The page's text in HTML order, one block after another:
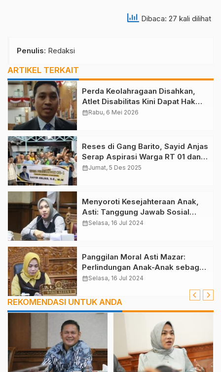
Dibaca: 27 kali dilihat
Penulis: Redaksi
ARTIKEL TERKAIT
Perda Keolahragaan Disahkan,
Atlet Disabilitas Kini Dapat Hak
Setara di Kutim
calendar_monthRabu, 6 Mei 2026
Reses di Gang Barito, Sayid Anjas
Serap Aspirasi Warga RT 01 dan
34 Teluk Lingga
calendar_monthJumat, 5 Des 2025
Menyoroti Kesejahteraan Anak,
Asti: Tanggung Jawab Sosial
Prioritas Utama
calendar_monthSelasa, 16 Jul 2024
Panggilan Moral Asti Mazar:
Perlindungan Anak-Anak sebagai
Prioritas Utama
calendar_monthSelasa, 16 Jul 2024
REKOMENDASI UNTUK ANDA